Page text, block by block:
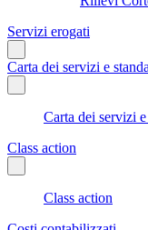
Servizi erogati
Carta dei servizi e
Carta dei servizi
Class action
Class action